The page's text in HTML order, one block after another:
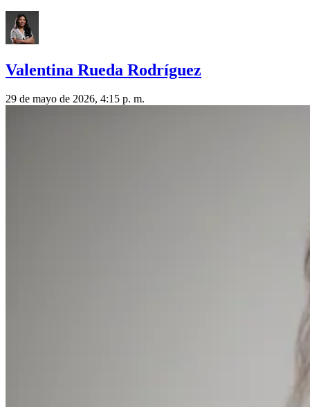
Valentina Rueda Rodríguez
29 de mayo de 2026, 4:15 p. m.